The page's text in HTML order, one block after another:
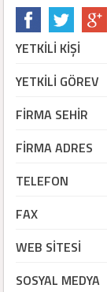
YETKİLİ KİŞİ
YETKİLİ GÖREV
FİRMA SEHİR
FİRMA ADRES
TELEFON
FAX
WEB SİTESİ
SOSYAL MEDYA